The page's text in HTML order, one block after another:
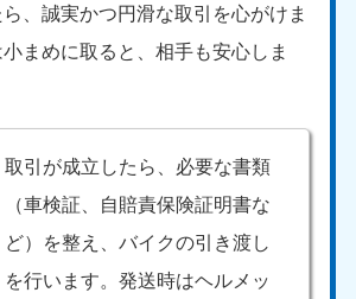
、誠実かつ円滑な取引を心がけま
まめに取ると、相手も安心しま
取引が成立したら、必要な書類
（車検証、自賠責保険証明書な
ど）を整え、バイクの引き渡し
を行います。発送時はヘルメッ